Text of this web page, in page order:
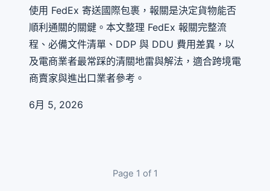
使用 FedEx 寄送國際包裹，報關是決定貨物能否
順利通關的關鍵。本文整理 FedEx 報關完整流
程、必備文件清單、DDP 與 DDU 費用差異，以
及電商業者最常踩的清關地雷與解法，適合跨境電
商賣家與進出口業者參考。
6月 5, 2026
Page 1 of 1